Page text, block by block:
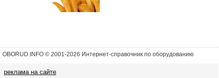
OBORUD.INFO © 2001-2026 Интернет-справочник по оборудованию
реклама на сайте